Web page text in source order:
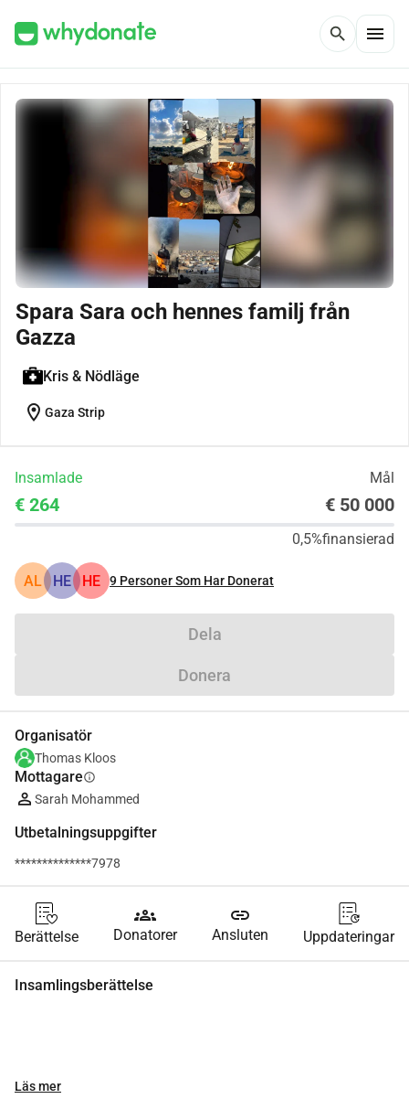
search menu
Spara Sara och hennes familj från
Gazza
Kris & Nödläge
location_on Gaza Strip
Insamlade Mål
€ 264 € 50 000
0,5%finansierad
AL HE HE 9 Personer Som Har Donerat
Dela
Donera
Organisatör
Thomas Kloos
Mottagareinfo
Sarah Mohammed
Utbetalningsuppgifter
**************7978
Berättelse
groups
Donatorer
link
Ansluten Uppdateringar
Insamlingsberättelse
Läs mer